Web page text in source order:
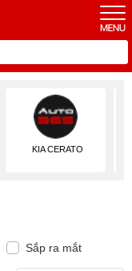
KIA CERATO
Sắp ra mắt